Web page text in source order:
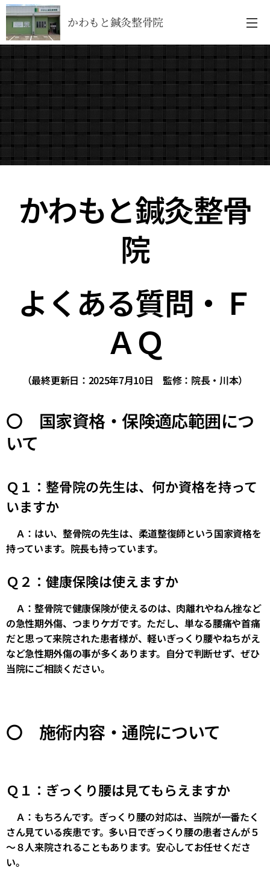
かわもと鍼灸整骨院
かわもと鍼灸整骨
院
よくある質問・Ｆ
ＡＱ
（最終更新日：2025年7月10日 監修：院長・川本）
〇 国家資格・保険適応範囲につ
いて
Ｑ１：整骨院の先生は、何か資格を持って
いますか
Ａ：はい、整骨院の先生は、柔道整復師という国家資格を
持っています。院長も持っています。
Ｑ２：健康保険は使えますか
Ａ：整骨院で健康保険が使えるのは、肉離れやねん挫など
の急性期外傷、つまりケガです。ただし、単なる腰痛や首痛
だと思って来院された患者様が、軽いぎっくり腰やねちがえ
など急性期外傷の事が多くあります。自分で判断せず、ぜひ
当院にご相談ください。
〇 施術内容・通院について
Ｑ１：ぎっくり腰は見てもらえますか
Ａ：もちろんです。ぎっくり腰の対応は、当院が一番たく
さん見ている疾患です。多い日でぎっくり腰の患者さんが５
～８人来院されることもあります。安心してお任せくださ
い。